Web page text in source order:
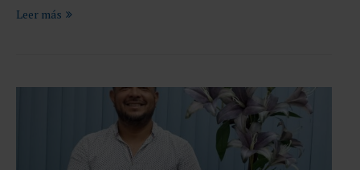
Leer más